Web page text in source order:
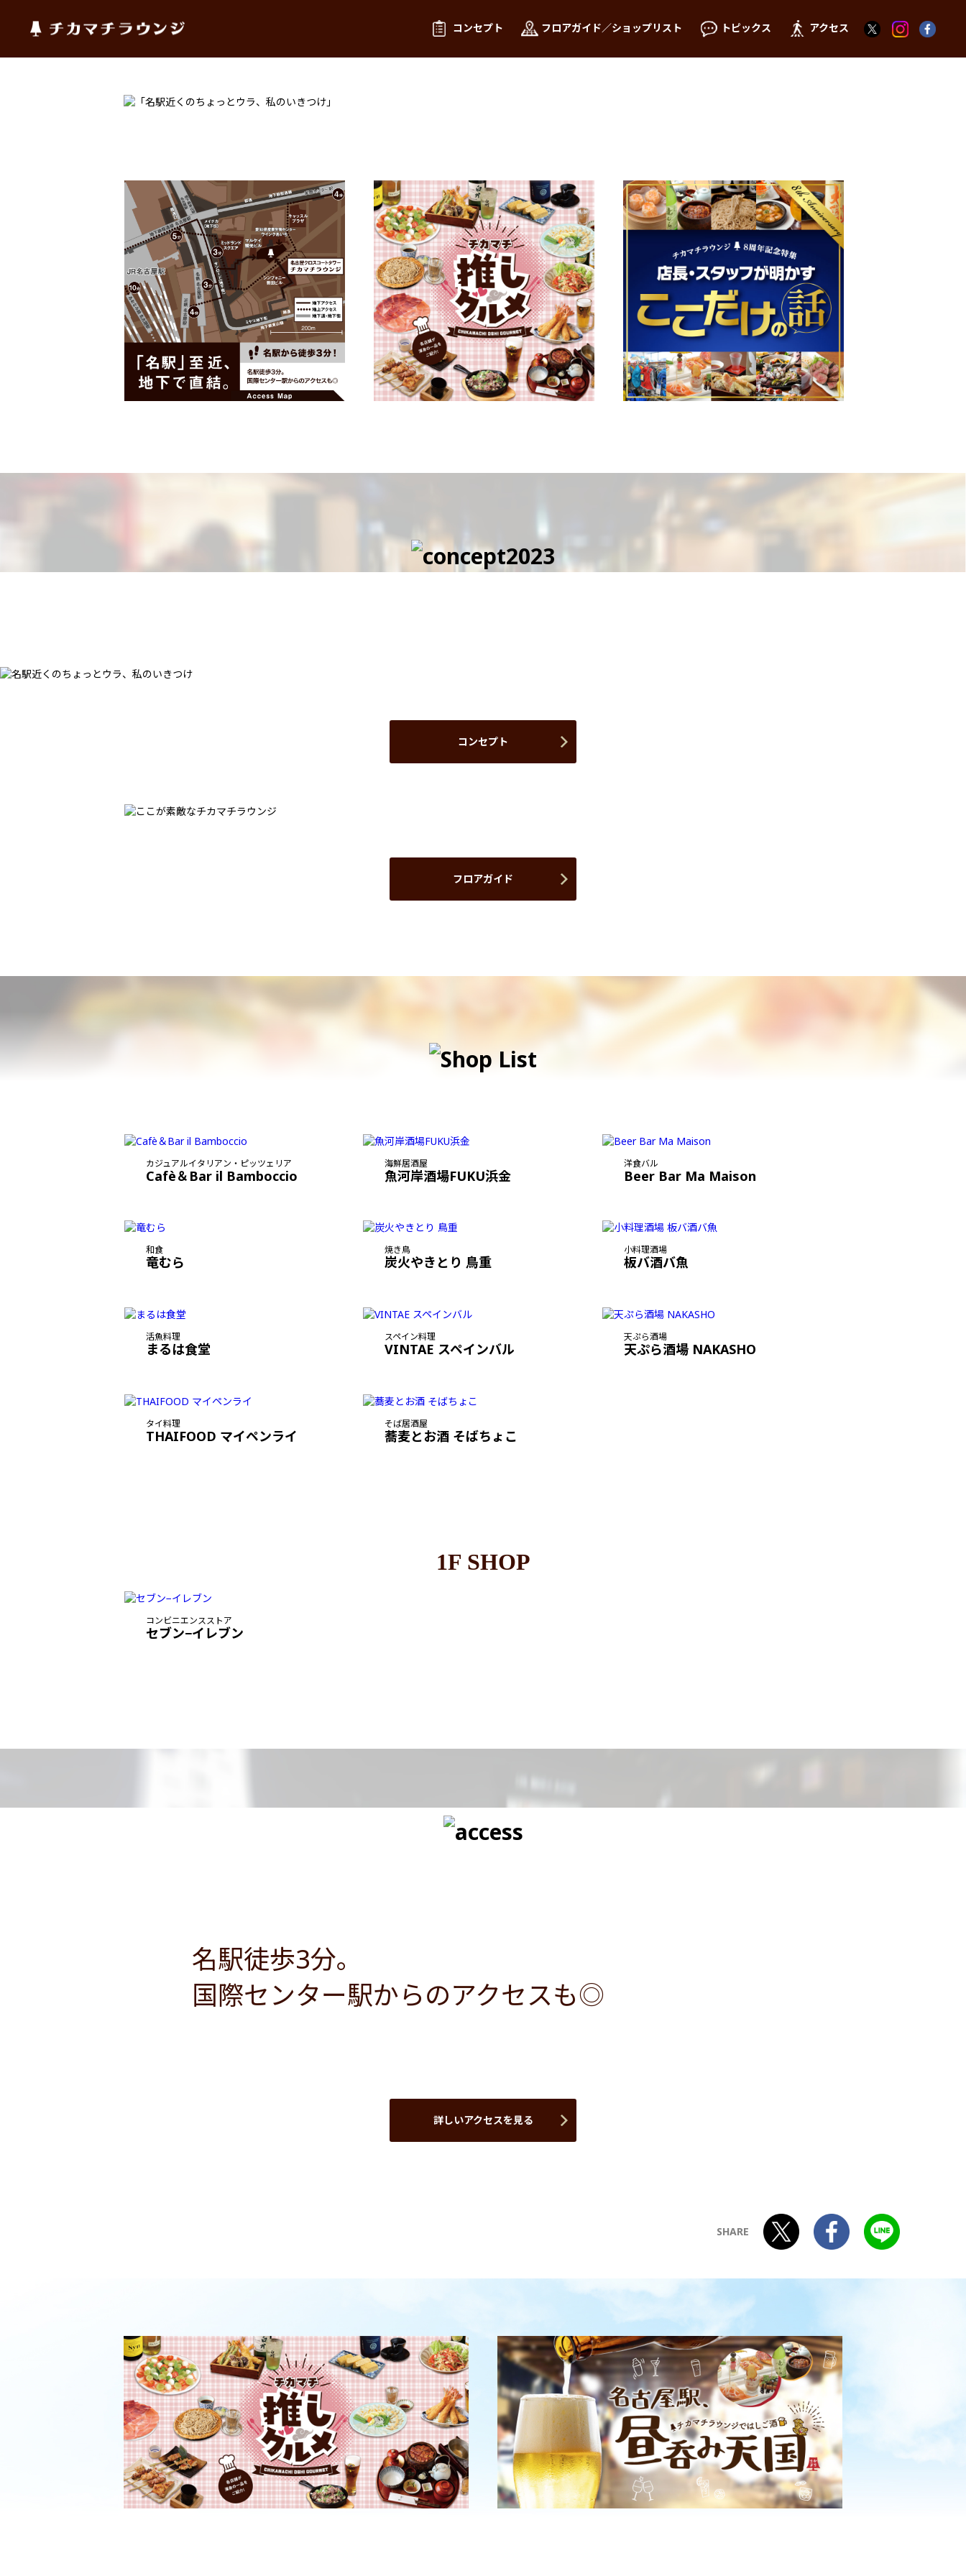
コンセプト フロアガイド／ショップリスト トピックス アクセス
コンセプト
フロアガイド
カジュアルイタリアン・ピッツェリア
Cafè＆Bar il Bamboccio
海鮮居酒屋
魚河岸酒場FUKU浜金
洋食バル
Beer Bar Ma Maison
和食
竜むら
焼き鳥
炭火やきとり 鳥重
小料理酒場
板バ酒バ魚
活魚料理
まるは食堂
スペイン料理
VINTAE スペインバル
天ぷら酒場
天ぷら酒場 NAKASHO
タイ料理
THAIFOOD マイペンライ
そば居酒屋
蕎麦とお酒 そばちょこ
1F SHOP
コンビニエンスストア
セブン−イレブン
名駅徒歩3分。
国際センター駅からのアクセスも◎
詳しいアクセスを見る
SHARE